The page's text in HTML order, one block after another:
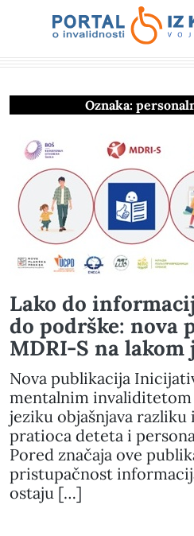
Oznaka:
Lako do
do podrške: nova
MDRI-S na lakom
Nova publikacija
mentalnim invaliditetom
jeziku objašnjava
pratioca deteta i
Pored značaja ove
pristupačnost
ostaju […]